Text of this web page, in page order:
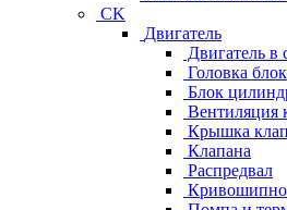
CK
Двигатель
Двигатель в
Головка
Блок
Вентиляция
Крышка
Клапана
Распредвал